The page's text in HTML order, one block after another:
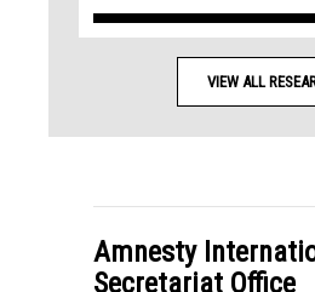
VIEW ALL
Amnesty
Secretariat Office